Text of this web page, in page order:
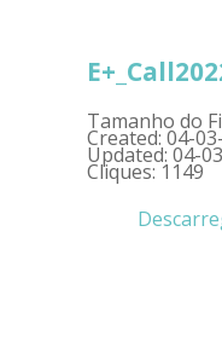
Tamanho do
Created: 04-
Updated: 04-
Cliques: 1149